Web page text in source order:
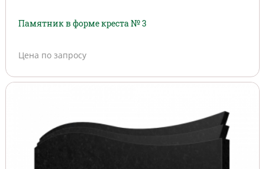
Памятник в форме креста № 3
Цена по запросу